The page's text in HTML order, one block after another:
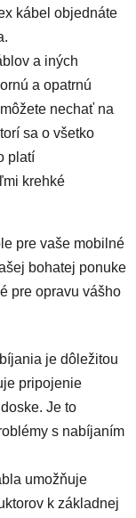
kábel objednáte
a iných
a opatrnú
nechať na
sa o všetko
platí
krehké
pre vaše mobilné
bohatej ponuke
pre opravu vášho
je dôležitou
pripojenie
Je to
s nabíjaním
umožňuje
k základnej